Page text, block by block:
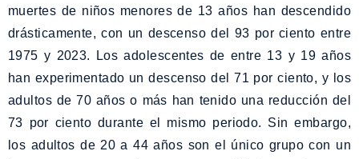
muertes de niños menores de 13 años han descendido
drásticamente, con un descenso del 93 por ciento entre
1975 y 2023. Los adolescentes de entre 13 y 19 años
han experimentado un descenso del 71 por ciento, y los
adultos de 70 años o más han tenido una reducción del
73 por ciento durante el mismo periodo. Sin embargo,
los adultos de 20 a 44 años son el único grupo con un